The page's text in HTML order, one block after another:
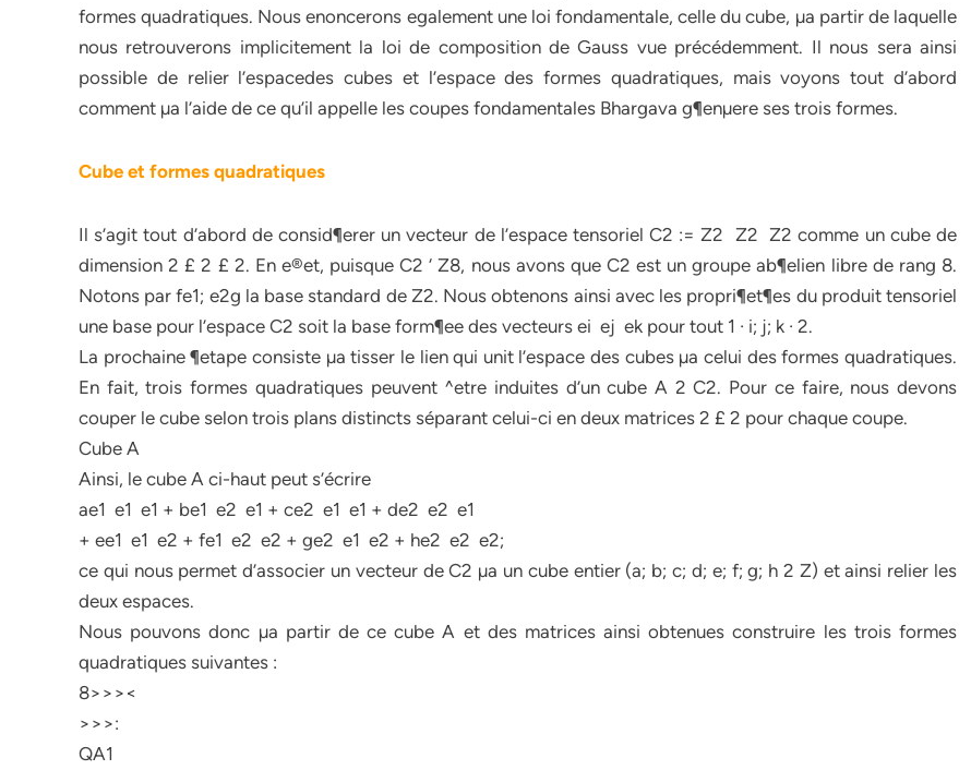
formes quadratiques. Nous enoncerons egalement une loi fondamentale, celle du cube, µa partir de laquelle
nous retrouverons implicitement la loi de composition de Gauss vue précédemment. Il nous sera ainsi
possible de relier l’espacedes cubes et l’espace des formes quadratiques, mais voyons tout d’abord
comment µa l’aide de ce qu’il appelle les coupes fondamentales Bhargava g¶enµere ses trois formes.
Cube et formes quadratiques
Il s’agit tout d’abord de consid¶erer un vecteur de l’espace tensoriel C2 := Z2 ­ Z2 ­ Z2 comme un cube de
dimension 2 £ 2 £ 2. En e®et, puisque C2 ‘ Z8, nous avons que C2 est un groupe ab¶elien libre de rang 8.
Notons par fe1; e2g la base standard de Z2. Nous obtenons ainsi avec les propri¶et¶es du produit tensoriel
une base pour l’espace C2 soit la base form¶ee des vecteurs ei ­ ej ­ ek pour tout 1 · i; j; k · 2.
La prochaine ¶etape consiste µa tisser le lien qui unit l’espace des cubes µa celui des formes quadratiques.
En fait, trois formes quadratiques peuvent ^etre induites d’un cube A 2 C2. Pour ce faire, nous devons
couper le cube selon trois plans distincts séparant celui-ci en deux matrices 2 £ 2 pour chaque coupe.
Cube A
Ainsi, le cube A ci-haut peut s’écrire
ae1 ­ e1 ­ e1 + be1 ­ e2 ­ e1 + ce2 ­ e1 ­ e1 + de2 ­ e2 ­ e1
+ ee1 ­ e1 ­ e2 + fe1 ­ e2 ­ e2 + ge2 ­ e1 ­ e2 + he2 ­ e2 ­ e2;
ce qui nous permet d’associer un vecteur de C2 µa un cube entier (a; b; c; d; e; f; g; h 2 Z) et ainsi relier les
deux espaces.
Nous pouvons donc µa partir de ce cube A et des matrices ainsi obtenues construire les trois formes
quadratiques suivantes :
8>>><
>>>:
QA1